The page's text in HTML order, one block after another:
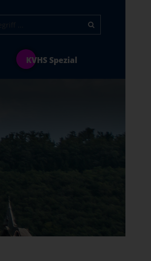
KVHS Spezial